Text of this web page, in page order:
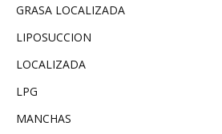
GRASA LOCALIZADA
LIPOSUCCION
LOCALIZADA
LPG
MANCHAS